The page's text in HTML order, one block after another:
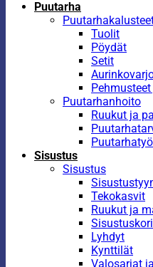
Puutarha
Tuolit
Pöydät
Setit
Puutarhanhoito
Ruukut ja
Sisustus
Sisustus
Tekokasvit
Ruukut ja
Lyhdyt
Kynttilät
Valosarjat